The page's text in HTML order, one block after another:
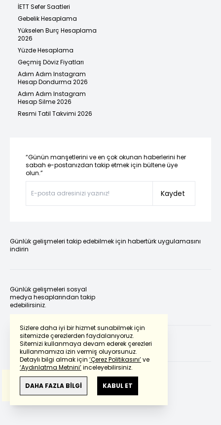
Sizlere daha iyi bir hizmet sunabilmek için
sitemizde çerezlerden faydalanıyoruz.
Sitemizi kullanmaya devam ederek çerezleri
kullanmamıza izin vermiş oluyorsunuz.
Detaylı bilgi almak için ‘Çerez Politikasını’ve
‘Aydınlatma Metnini’inceleyebilirsiniz.
DAHA FAZLA BİLGİ KABUL ET
İETT Sefer Saatleri
Gebelik Hesaplama
Yükselen Burç Hesaplama
2026
Yüzde Hesaplama
Geçmiş Döviz Fiyatları
Adım Adım Instagram
Hesap Dondurma 2026
Adım Adım Instagram
Hesap Silme 2026
Resmi Tatil Takvimi 2026
“Günün manşetlerini ve en çok okunan haberlerini her
sabah e-postanızdan takip etmek için bültene üye
olun.”
Kaydet
Günlük gelişmeleri takip edebilmek için habertürk uygulamasını
indirin
Günlük gelişmeleri sosyal
medya hesaplarından takip
edebilirsiniz.
Bu çevirideGoogle Transletekullanılmıştır.
Anlam ve çeviri hatalarından
haberturk.com
sorumlu değildir.